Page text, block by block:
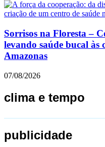
Sorrisos na Floresta –
levando saúde bucal às
Amazonas
07/08/2026
clima e tempo
publicidade